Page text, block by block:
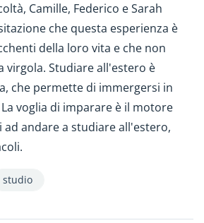
Camille, Federico e Sarah
che questa esperienza è
della loro vita e che non
virgola. Studiare all'estero è
che permette di immergersi in
voglia di imparare è il motore
ad andare a studiare all'estero,
studio